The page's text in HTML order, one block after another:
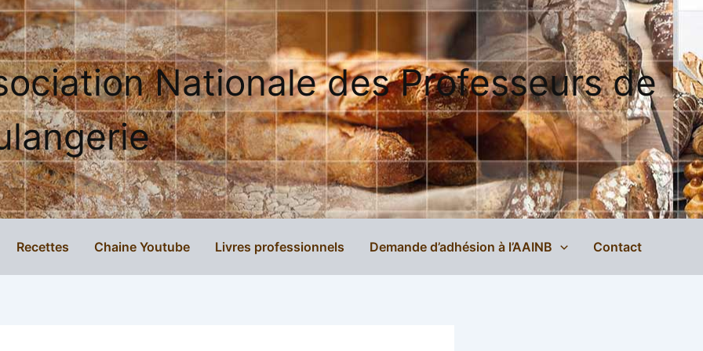
Nationale des Professeurs de
Recettes Chaine Youtube Livres professionnels Demande d’adhésion à l’AAINB Contact